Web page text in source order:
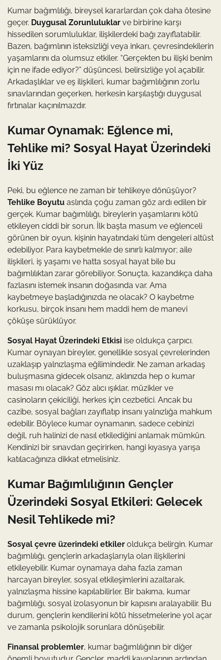
Kumar bağımlılığı, bireysel kararlardan çok daha ötesine
geçer. Duygusal Zorunluluklar ve birbirine karşı
hissedilen sorumluluklar, ilişkilerdeki bağı zayıflatabilir.
Bazen, bağımlının isteksizliği veya inkarı, çevresindekilerin
yaşamlarını da olumsuz etkiler. “Gerçekten bu ilişki benim
için ne ifade ediyor?” düşüncesi, belirsizliğe yol açabilir.
Arkadaşlıklar ve eş ilişkileri, kumar bağımlılığının zorlu
sınavlarından geçerken, herkesin karşılaştığı duygusal
fırtınalar kaçınılmazdır.
Kumar Oynamak: Eğlence mi,
Tehlike mi? Sosyal Hayat Üzerindeki
İki Yüz
Peki, bu eğlence ne zaman bir tehlikeye dönüşüyor?
Tehlike Boyutu aslında çoğu zaman göz ardı edilen bir
gerçek. Kumar bağımlılığı, bireylerin yaşamlarını kötü
etkileyen ciddi bir sorun. İlk başta masum ve eğlenceli
görünen bir oyun, kişinin hayatındaki tüm dengeleri altüst
edebiliyor. Para kaybetmekle de sınırlı kalmıyor; aile
ilişkileri, iş yaşamı ve hatta sosyal hayat bile bu
bağımlılıktan zarar görebiliyor. Sonuçta, kazandıkça daha
fazlasını istemek insanın doğasında var. Ama
kaybetmeye başladığınızda ne olacak? O kaybetme
korkusu, birçok insanı hem maddi hem de manevi
çöküşe sürüklüyor.
Sosyal Hayat Üzerindeki Etkisi ise oldukça çarpıcı.
Kumar oynayan bireyler, genellikle sosyal çevrelerinden
uzaklaşıp yalnızlaşma eğilimindedir. Ne zaman arkadaş
buluşmasına gidecek olsanız, aklınızda hep o kumar
masası mı olacak? Göz alıcı ışıklar, müzikler ve
casinoların çekiciliği, herkes için cezbetici. Ancak bu
cazibe, sosyal bağları zayıflatıp insanı yalnızlığa mahkum
edebilir. Böylece kumar oynamanın, sadece cebinizi
değil, ruh halinizi de nasıl etkilediğini anlamak mümkün.
Kendinizi bir sınavdan geçirirken, hangi kıyasıya yarışa
katılacağınıza dikkat etmelisiniz.
Kumar Bağımlılığının Gençler
Üzerindeki Sosyal Etkileri: Gelecek
Nesil Tehlikede mi?
Sosyal çevre üzerindeki etkiler oldukça belirgin. Kumar
bağımlılığı, gençlerin arkadaşlarıyla olan ilişkilerini
etkileyebilir. Kumar oynamaya daha fazla zaman
harcayan bireyler, sosyal etkileşimlerini azaltarak,
yalnızlaşma hissine kapılabilirler. Bir bakıma, kumar
bağımlılığı, sosyal izolasyonun bir kapısını aralayabilir. Bu
durum, gençlerin kendilerini kötü hissetmelerine yol açar
ve zamanla psikolojik sorunlara dönüşebilir.
Finansal problemler, kumar bağımlılığının bir diğer